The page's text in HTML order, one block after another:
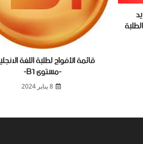
قائمة الأفواج لطلبة اللغة
-مستوى B1-
8 يناير 2024